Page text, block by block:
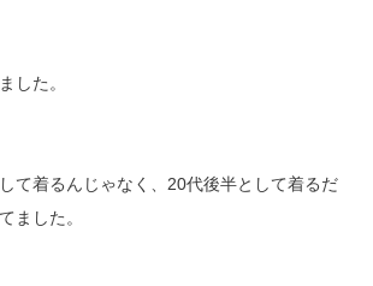
した。
て着るんじゃなく、20代後半として着るだ
ました。